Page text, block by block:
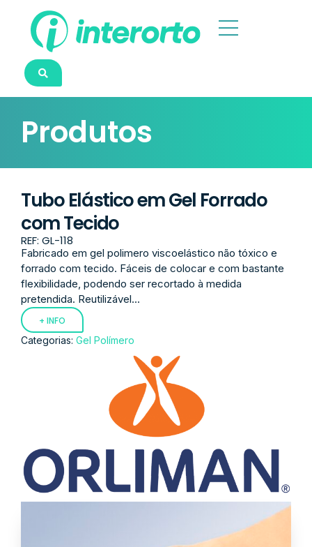
Produtos
Tubo Elástico em Gel Forrado
com Tecido
REF: GL-118
Fabricado em gel polimero viscoelástico não tóxico e
forrado com tecido. Fáceis de colocar e com bastante
flexibilidade, podendo ser recortado à medida
pretendida. Reutilizável...
+ INFO
Categorias: Gel Polímero